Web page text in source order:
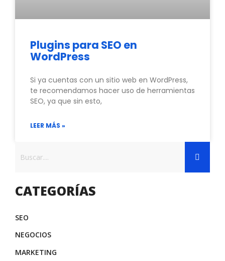
Plugins para SEO en
WordPress
Si ya cuentas con un sitio web en WordPress,
te recomendamos hacer uso de herramientas
SEO, ya que sin esto,
LEER MÁS »
CATEGORÍAS
SEO
NEGOCIOS
MARKETING